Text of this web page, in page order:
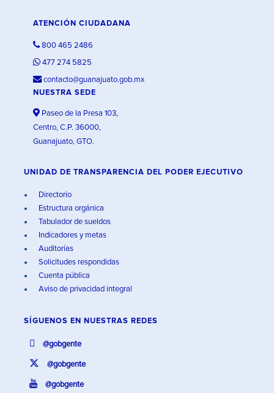
ATENCIÓN CIUDADANA
800 465 2486
477 274 5825
contacto@guanajuato.gob.mx
NUESTRA SEDE
Paseo de la Presa 103,
Centro, C.P. 36000,
Guanajuato, GTO.
UNIDAD DE TRANSPARENCIA DEL PODER EJECUTIVO
Directorio
Estructura orgánica
Tabulador de sueldos
Indicadores y metas
Auditorías
Solicitudes respondidas
Cuenta pública
Aviso de privacidad integral
SÍGUENOS EN NUESTRAS REDES
@gobgente
@gobgente
@gobgente